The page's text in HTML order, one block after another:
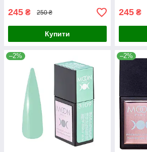
245 ₴ 250 ₴
Купити
245 ₴
–2% –2%